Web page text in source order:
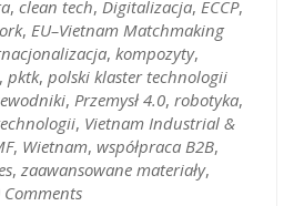
, clean tech, Digitalizacja, ECCP,
, EU–Vietnam Matchmaking
, kompozyty,
, pktk, polski klaster technologii
, Przemysł 4.0, robotyka,
, Vietnam Industrial &
, Wietnam, współpraca B2B,
, zaawansowane materiały,
Comments